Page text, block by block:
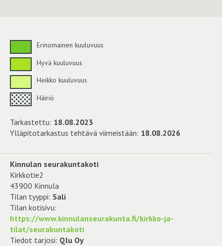
Erinomainen kuuluvuus
Hyvä kuuluvuus
Heikko kuuluvuus
Häiriö
Tarkastettu: 18.08.2023
Ylläpitotarkastus tehtävä viimeistään: 18.08.2026
Kinnulan seurakuntakoti
Kirkkotie2
43900 Kinnula
Tilan tyyppi: Sali
Tilan kotisivu:
https://www.kinnulanseurakunta.fi/kirkko-ja-
tilat/seurakuntakoti
Tiedot tarjosi: Qlu Oy